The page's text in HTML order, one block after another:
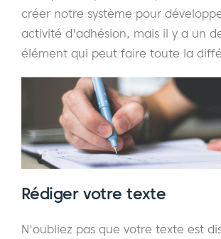
créer notre système pour
activité d'adhésion, mais il y a un
élément qui peut faire toute la
Rédiger votre texte
N'oubliez pas que votre texte est